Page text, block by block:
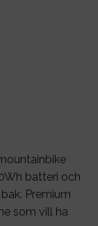
batteri och
Premium
som vill ha